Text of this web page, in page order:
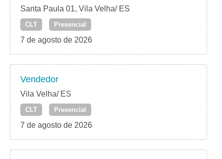
Santa Paula 01, Vila Velha/ ES
CLT Presencial
7 de agosto de 2026
Vendedor
Vila Velha/ ES
CLT Presencial
7 de agosto de 2026